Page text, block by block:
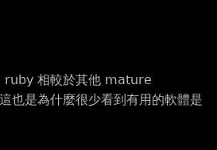
ruby 相較於其他 mature
也是為什麼很少看到有用的軟體是